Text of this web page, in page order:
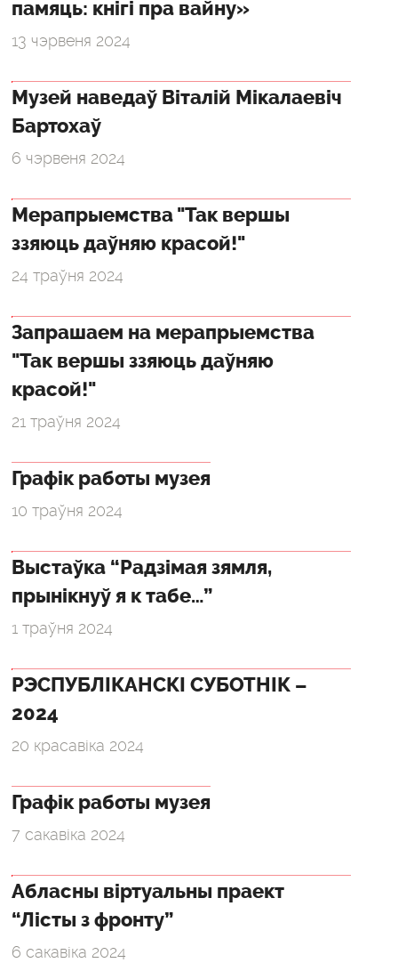
памяць: кнігі пра вайну»
13 чэрвеня 2024
Музей наведаў Віталій Мікалаевіч
Бартохаў
6 чэрвеня 2024
Мерапрыемства "Так вершы
ззяюць даўняю красой!"
24 траўня 2024
Запрашаем на мерапрыемства
"Так вершы ззяюць даўняю
красой!"
21 траўня 2024
Графік работы музея
10 траўня 2024
Выстаўка “Радзімая зямля,
прынікнуў я к табе…”
1 траўня 2024
РЭСПУБЛІКАНСКІ СУБОТНІК –
2024
20 красавіка 2024
Графік работы музея
7 сакавіка 2024
Абласны віртуальны праект
“Лісты з фронту”
6 сакавіка 2024